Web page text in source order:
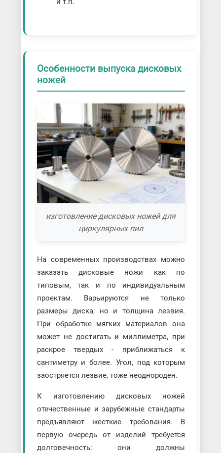
Особенности выпуска дисковых
ножей
изготовление дисковых ножей для
циркулярных пил
На современных производствах можно
заказать дисковые ножи как по
типовым, так и по индивидуальным
проектам. Варьируются не только
размеры диска, но и толщина лезвия.
При обработке мягких материалов она
может не достигать и миллиметра, при
раскрое твердых - приближаться к
сантиметру и более. Угол, под которым
заостряется лезвие, тоже неоднороден.
К изготовлению дисковых ножей
отечественные и зарубежные стандарты
предъявляют жесткие требования. В
первую очередь от изделий требуется
долговечность: они должны